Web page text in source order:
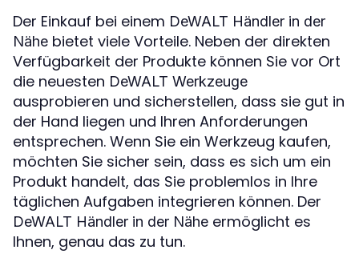
Der Einkauf bei einem DeWALT Händler in der
Nähe bietet viele Vorteile. Neben der direkten
Verfügbarkeit der Produkte können Sie vor Ort
die neuesten DeWALT Werkzeuge
ausprobieren und sicherstellen, dass sie gut in
der Hand liegen und Ihren Anforderungen
entsprechen. Wenn Sie ein Werkzeug kaufen,
möchten Sie sicher sein, dass es sich um ein
Produkt handelt, das Sie problemlos in Ihre
täglichen Aufgaben integrieren können. Der
DeWALT Händler in der Nähe ermöglicht es
Ihnen, genau das zu tun.